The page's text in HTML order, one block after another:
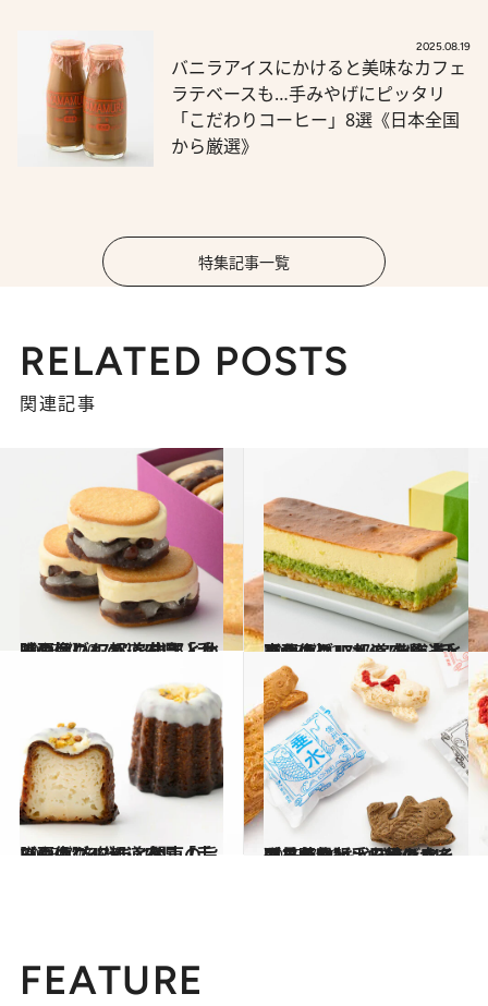
2025.08.19
バニラアイスにかけると美味なカフェ
ラテベースも…手みやげにピッタリ
「こだわりコーヒー」8選《日本全国
から厳選》
特集記事一覧
RELATED POSTS
関連記事
2025.7.20
【画像】47都道府県「手みやげグルメ」“中部・北陸の旨いもの”を総まとめ
贈りもの 2025.7.12
【画像】47都道府県「手みやげグルメ」“北海道・東北の旨いもの”を総まとめ
贈りもの
2025.7.16
【画像】47都道府県「手みやげグルメ」“関東の旨いもの”を総まとめ
贈りもの 2025.7.23
【長野県】手みやげ14選 名物“おやき”のハイブリッド版、日持ちする栗羊羹など、山里の幸をギフトに
贈りもの
FEATURE